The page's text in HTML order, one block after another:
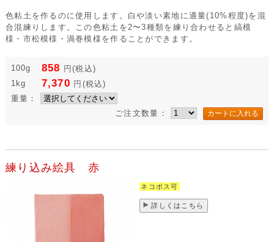
色粘土を作るのに使用します。白や淡い素地に適量(10%程度)を混
合混練りします。この色粘土を2〜3種類を練り合わせると縞模
様・市松模様・渦巻模様を作ることができます。
100g 858 円 (税込)
1kg
7,370 円 (税込)
重量：
ご注文数量：
練り込み絵具 赤
ネコポス可
詳しくはこちら